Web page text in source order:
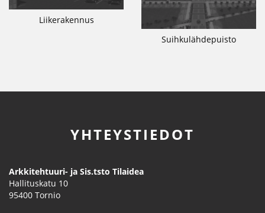
Liikerakennus
Suihkulähdepuisto
YHTEYSTIEDOT
Arkkitehtuuri- ja Sis.tsto Tilaidea
Hallituskatu 10
95400 Tornio